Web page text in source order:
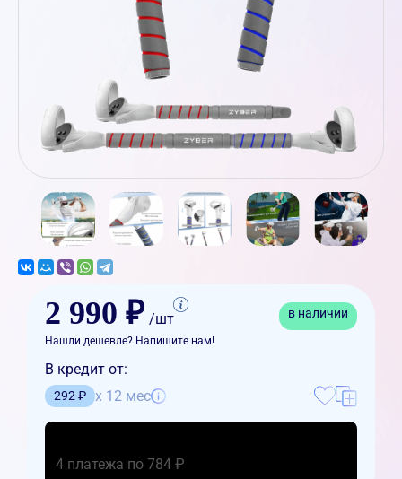
2 990 ₽ /шт в наличии
Нашли дешевле? Напишите нам!
В кредит от:
292 ₽ x 12 мес
4 платежа по 784 ₽